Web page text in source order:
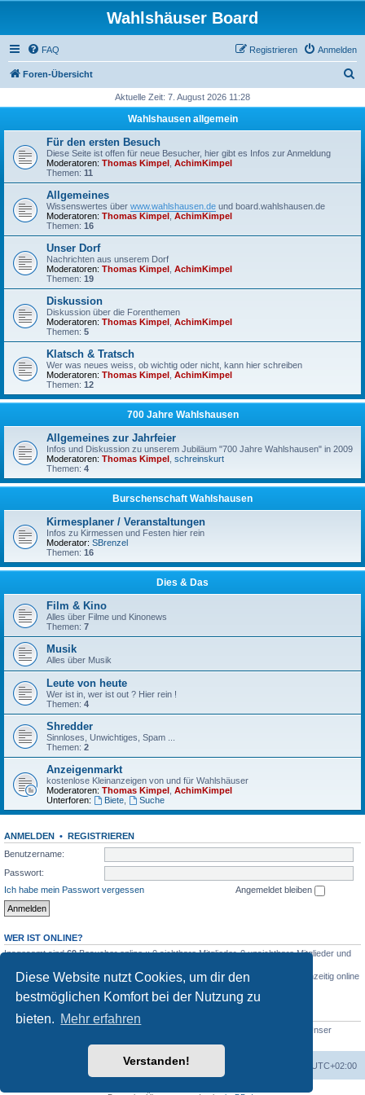
Diese Website nutzt Cookies, um dir den
bestmöglichen Komfort bei der Nutzung zu
bieten. Mehr erfahren
Verstanden!
Wahlshäuser Board
FAQ Anmelden
Registrieren
Foren-Übersicht
h
Aktuelle Zeit: 7. August 2026 11:28
Wahlshausen allgemein
Für den ersten Besuch
Diese Seite ist offen für neue Besucher, hier gibt es Infos zur Anmeldung
Moderatoren: Thomas Kimpel AchimKimpel
Themen: 11
Allgemeines
Wissenswertes über www.wahlshausen.de und board.wahlshausen.de
Moderatoren: Thomas Kimpel AchimKimpel
Themen: 16
Unser Dorf
Nachrichten aus unserem Dorf
Moderatoren: Thomas Kimpel AchimKimpel
Themen: 19
Diskussion
Diskussion über die Forenthemen
Moderatoren: Thomas Kimpel AchimKimpel
Themen: 5
Klatsch & Tratsch
Wer was neues weiss, ob wichtig oder nicht, kann hier schreiben
Moderatoren: Thomas Kimpel AchimKimpel
Themen: 12
700 Jahre Wahlshausen
Allgemeines zur Jahrfeier
Infos und Diskussion zu unserem Jubiläum "700 Jahre Wahlshausen" in 2009
Moderatoren: Thomas Kimpel schreinskurt
Themen: 4
Burschenschaft Wahlshausen
Kirmesplaner / Veranstaltungen
Infos zu Kirmessen und Festen hier rein
Moderator: SBrenzel
Themen: 16
Dies & Das
Film & Kino
Alles über Filme und Kinonews
Themen: 7
Musik
Alles über Musik
Leute von heute
Wer ist in, wer ist out ? Hier rein !
Themen: 4
Shredder
Sinnloses, Unwichtiges, Spam ...
Themen: 2
Anzeigenmarkt
kostenlose Kleinanzeigen von und für Wahlshäuser
Moderatoren: Thomas Kimpel AchimKimpel
Unterforen:
Biete, Suche
ANMELDEN • REGISTRIEREN
Benutzername:
Passwort:
Ich habe mein Passwort vergessen
Angemeldet bleiben
WER IST ONLINE?
Insgesamt sind69Besucher online :: 0 sichtbare Mitglieder, 0 unsichtbare Mitglieder und
Der Besucherrekord liegt bei1465Besuchern, die am 6. Mai 2026 23:35 gleichzeitig online
STATISTIK
• Unser
UTC+02:00